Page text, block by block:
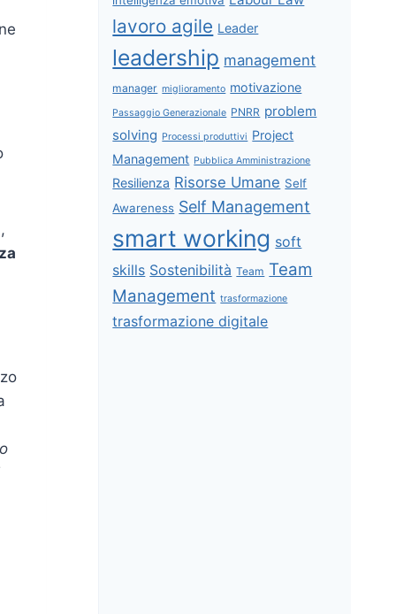
lavoro agile Leader
leadership management
manager miglioramento motivazione
Passaggio Generazionale PNRR problem
solving Processi produttivi Project
Management Pubblica Amministrazione
Resilienza Risorse Umane Self
Awareness Self Management
smart working soft
skills Sostenibilità Team Team
Management trasformazione
trasformazione digitale